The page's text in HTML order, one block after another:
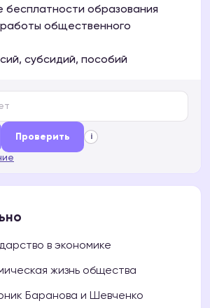
бесплатности образования
работы общественного
субсидий, пособий
Проверить i
в экономике
жизнь общества
Баранова и Шевченко